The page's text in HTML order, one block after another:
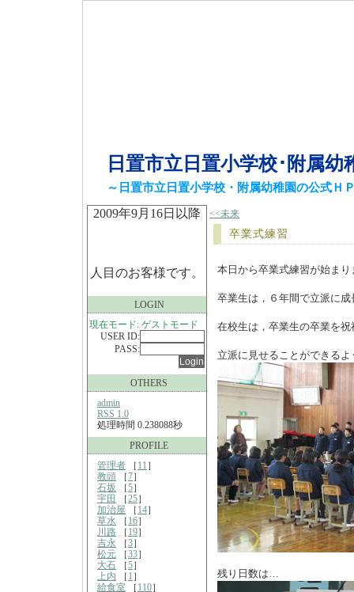
日置市立日置小学校･附属幼
～日置市立日置小学校・附属幼稚園の公式Ｈ
2009年9月16日以降
人目のお客様です。
LOGIN
現在モード: ゲストモード
USER ID:
PASS:
OTHERS
admin
RSS 1.0
処理時間 0.238088秒
PROFILE
管理者 ［ 11 ］
教頭 ［7］
石坂 ［5］
宇田
［25］
加治屋 ［ 14］
草水 ［ 16］
川路 ［ 19］
吉永 ［3］
松元 ［33］
大石 ［5］
上内 ［ 1 ］
給食室 ［ 110］
<<未来
卒業式練習
本日から卒業式練習が始まり
卒業生は，６年間で立派に成
在校生は，卒業生の卒業を祝
立派に見せることができる
残り日数は…